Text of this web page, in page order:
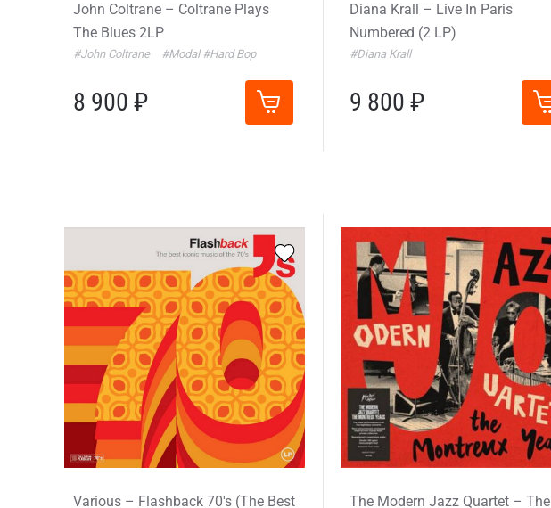
John Coltrane – Coltrane Plays
The Blues 2LP
#John Coltrane #Modal #Hard Bop
8 900 ₽
Diana Krall – Live In Paris
Numbered (2 LP)
#Diana Krall
9 800 ₽
Various – Flashback 70's (The Best
The Modern Jazz Quartet – The